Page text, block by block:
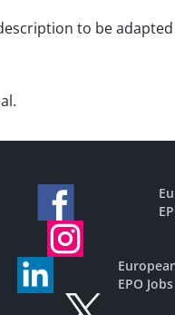
to be
EPO Jobs